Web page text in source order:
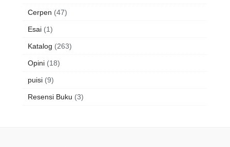
Cerpen (47)
Esai (1)
Katalog (263)
Opini (18)
puisi (9)
Resensi Buku (3)